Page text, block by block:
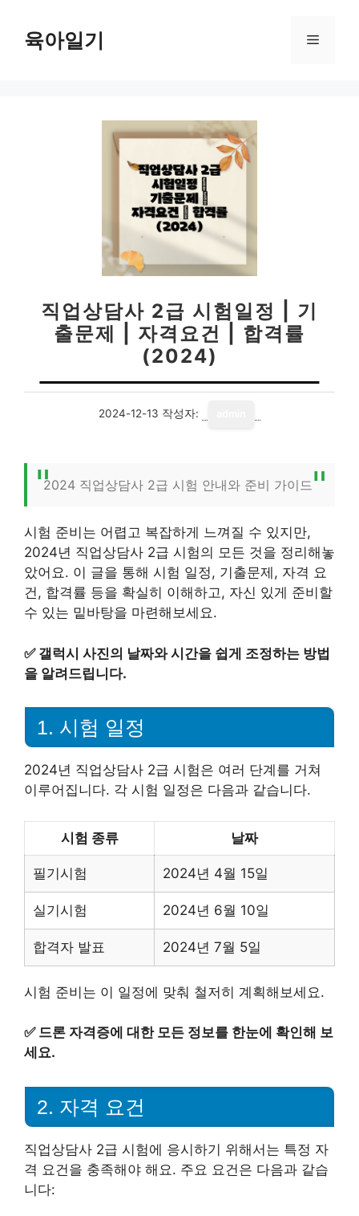
육아일기 메
직업상담사 2급 시험일정 | 기
출문제 | 자격요건 | 합격률
(2024)
2024-12-13 작성자:
2024 직업상담사 2급 시험 안내와 준비 가이드
시험 준비는 어렵고 복잡하게 느껴질 수 있지만,
2024년 직업상담사 2급 시험의 모든 것을 정리해놓
았어요. 이 글을 통해 시험 일정, 기출문제, 자격 요
건, 합격률 등을 확실히 이해하고, 자신 있게 준비할
수 있는 밑바탕을 마련해보세요.
✅ 갤럭시 사진의 날짜와 시간을 쉽게 조정하는 방법
을 알려드립니다.
1. 시험 일정
2024년 직업상담사 2급 시험은 여러 단계를 거쳐
이루어집니다. 각 시험 일정은 다음과 같습니다.
시험 종류 날짜
필기시험 2024년 4월 15일
실기시험 2024년 6월 10일
합격자 발표 2024년 7월 5일
시험 준비는 이 일정에 맞춰 철저히 계획해보세요.
✅ 드론 자격증에 대한 모든 정보를 한눈에 확인해 보
세요.
2. 자격 요건
직업상담사 2급 시험에 응시하기 위해서는 특정 자
격 요건을 충족해야 해요. 주요 요건은 다음과 같습
니다: